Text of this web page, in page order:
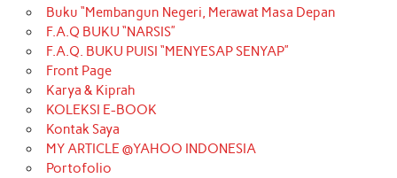
Buku “Membangun Negeri, Merawat Masa Depan
F.A.Q BUKU “NARSIS”
F.A.Q. BUKU PUISI “MENYESAP SENYAP”
Front Page
Karya & Kiprah
KOLEKSI E-BOOK
Kontak Saya
MY ARTICLE @YAHOO INDONESIA
Portofolio